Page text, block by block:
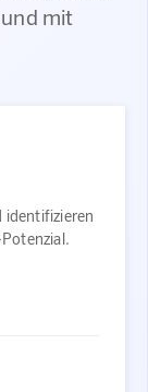
mit
identifizieren